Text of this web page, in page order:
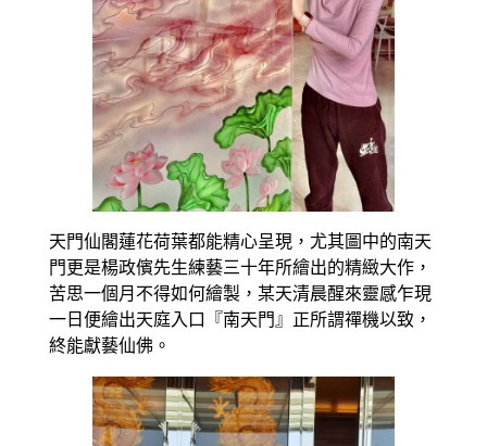
天門仙閣蓮花荷葉都能精心呈現，尤其圖中的南天
門更是楊政儐先生練藝三十年所繪出的精緻大作，
苦思一個月不得如何繪製，某天清晨醒來靈感乍現
一日便繪出天庭入口『南天門』正所謂禪機以致，
終能獻藝仙佛。